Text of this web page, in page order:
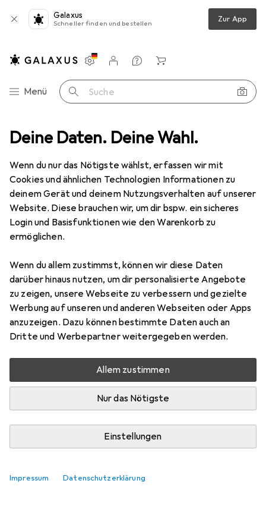
Deine Daten. Deine Wahl.
Wenn du nur das Nötigste wählst, erfassen wir mit
Cookies und ähnlichen Technologien Informationen zu
deinem Gerät und deinem Nutzungsverhalten auf unserer
Website. Diese brauchen wir, um dir bspw. ein sicheres
Login und Basisfunktionen wie den Warenkorb zu
ermöglichen.
Wenn du allem zustimmst, können wir diese Daten
darüber hinaus nutzen, um dir personalisierte Angebote
zu zeigen, unsere Webseite zu verbessern und gezielte
Werbung auf unseren und anderen Webseiten oder Apps
anzuzeigen. Dazu können bestimmte Daten auch an
Dritte und Werbepartner weitergegeben werden.
Allem zustimmen
Nur das Nötigste
Einstellungen
Impressum Datenschutzerklärung
Galaxus
Schneller finden und bestellen Zur App
Navigation nach Kategorien
Menü Suche
Einstellungen
Kundenkonto
Vergleichslisten
Merklisten
Warenkorb
Pride Racing
Kategorien anzeigen